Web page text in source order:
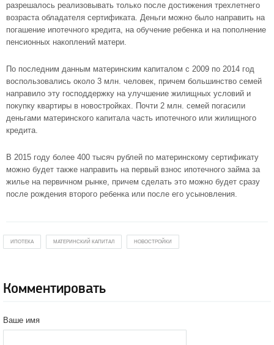
разрешалось реализовывать только после достижения трехлетнего
возраста обладателя сертификата. Деньги можно было направить на
погашение ипотечного кредита, на обучение ребенка и на пополнение
пенсионных накоплений матери.
По последним данным материнским капиталом с 2009 по 2014 год
воспользовались около 3 млн. человек, причем большинство семей
направило эту господдержку на улучшение жилищных условий и
покупку квартиры в новостройках. Почти 2 млн. семей погасили
деньгами материнского капитала часть ипотечного или жилищного
кредита.
В 2015 году более 400 тысяч рублей по материнскому сертификату
можно будет также направить на первый взнос ипотечного займа за
жилье на первичном рынке, причем сделать это можно будет сразу
после рождения второго ребенка или после его усыновления.
ИПОТЕКА МАТЕРИНСКИЙ КАПИТАЛ НОВОСТРОЙКИ
Комментировать
Ваше имя